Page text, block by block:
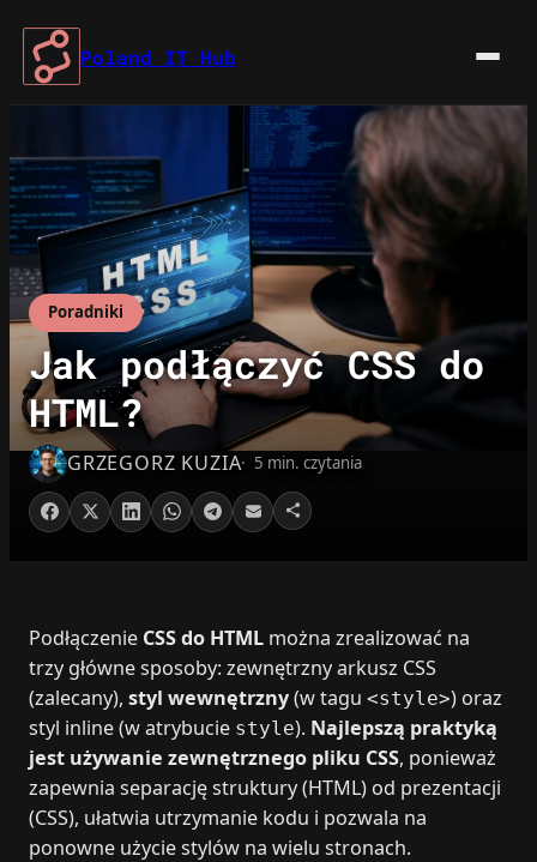
Przejdź
treści
Poland IT Hub
Poradniki
Jak podłączyć CSS do
HTML?
GRZEGORZ KUZIA 5 min. czytania
Podłączenie CSS do HTML można zrealizować na
trzy główne sposoby: zewnętrzny arkusz CSS
(zalecany), styl wewnętrzny(w tagu <style>) oraz
styl inline (w atrybucie style). Najlepszą praktyką
jest używanie zewnętrznego pliku CSS, ponieważ
zapewnia separację struktury (HTML) od prezentacji
(CSS), ułatwia utrzymanie kodu i pozwala na
ponowne użycie stylów na wielu stronach.